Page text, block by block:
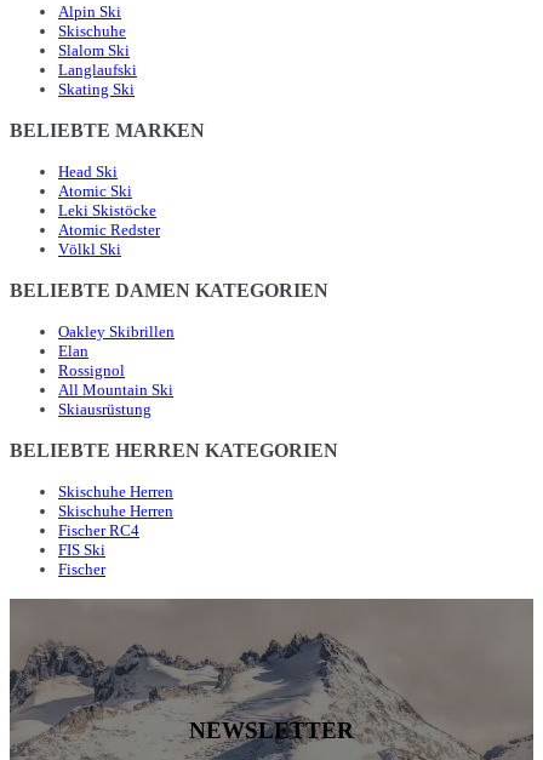
Alpin Ski
Skischuhe
Slalom Ski
Langlaufski
Skating Ski
BELIEBTE MARKEN
Head Ski
Atomic Ski
Leki Skistöcke
Atomic Redster
Völkl Ski
BELIEBTE DAMEN KATEGORIEN
Oakley Skibrillen
Elan
Rossignol
All Mountain Ski
Skiausrüstung
BELIEBTE HERREN KATEGORIEN
Skischuhe Herren
Skischuhe Herren
Fischer RC4
FIS Ski
Fischer
NEWSLETTER